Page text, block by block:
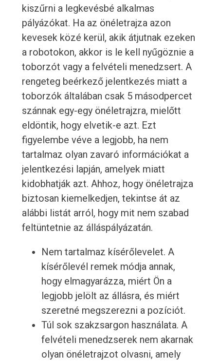
kiszűrni a legkevésbé alkalmas
pályázókat. Ha az önéletrajza azon
kevesek közé kerül, akik átjutnak ezeken
a robotokon, akkor is le kell nyűgöznie a
toborzót vagy a felvételi menedzsert. A
rengeteg beérkező jelentkezés miatt a
toborzók általában csak 5 másodpercet
szánnak egy-egy önéletrajzra, mielőtt
eldöntik, hogy elvetik-e azt. Ezt
figyelembe véve a legjobb, ha nem
tartalmaz olyan zavaró információkat a
jelentkezési lapján, amelyek miatt
kidobhatják azt. Ahhoz, hogy önéletrajza
biztosan kiemelkedjen, tekintse át az
alábbi listát arról, hogy mit nem szabad
feltüntetnie az álláspályázatán.
Nem tartalmaz kísérőlevelet. A
kísérőlevél remek módja annak,
hogy elmagyarázza, miért Ön a
legjobb jelölt az állásra, és miért
szeretné megszerezni a pozíciót.
Túl sok szakzsargon használata. A
felvételi menedzserek nem akarnak
olyan önéletrajzot olvasni, amely